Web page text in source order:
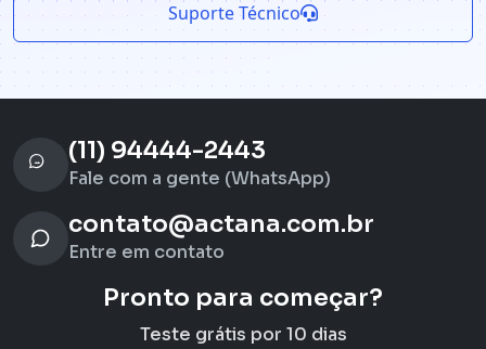
Suporte Técnico
(11) 94444-2443
Fale com a gente (WhatsApp)
contato@actana.com.br
Entre em contato
Pronto para começar?
Teste grátis por 10 dias